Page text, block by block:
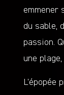
emmener
du sable,
passion.
une
L’épopée